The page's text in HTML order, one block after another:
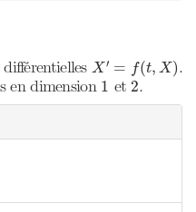
X ′ = f(t, X)
X′= t,X
.
en dimension 1
1 et 2
2.